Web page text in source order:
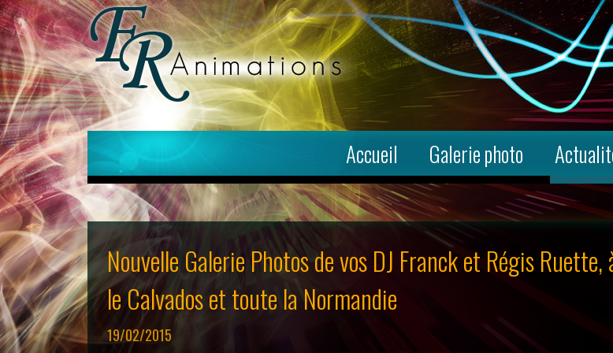
Accueil Galerie photo
Nouvelle Galerie Photos de vos DJ Franck et Régis
le Calvados et toute la Normandie
19/02/2015